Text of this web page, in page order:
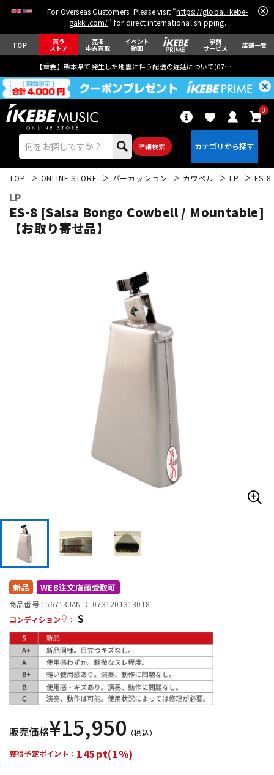
For Overseas Customers: Please visit "https://global.ikebe-
gakki.com/" for direct international shipping.
TOP 買う
ストア
売る
中古買取
イベント
動画
学割
サービス 店舗一覧
【重要】熊本県で発生した地震に伴う配送の遅延について(07月29日
詳細検索
0
エフェクター
DTM オンライン納品
配信/ライブ機器
中古 ヴィンテージ
TOP ONLINE STORE パーカッション カウベル LP ES-
LP
ES-8 [Salsa Bongo Cowbell / Mountable]
【お取り寄せ品】
新品 WEB注文店頭受取可
商品番号 156713JAN ： 0731201313018
コンディション
： S
販売価格¥15,950 （税込）
獲得予定ポイント： 145pt(1%)